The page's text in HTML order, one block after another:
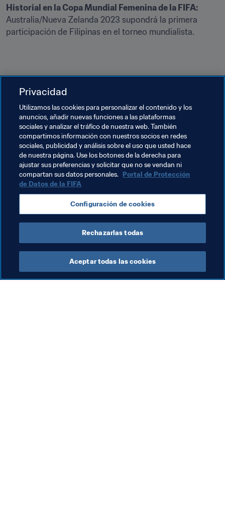
Australia/Nueva Zelanda 2023 supondrá la primera
participación de Filipinas en el torneo mundialista.
Semifinales
3 de febrero
RP China-Japón
República de Corea-Filipinas
Temas relacionados
Copa Mundial Femenina de la FIFA 2023™
Privacidad
Utilizamos las cookies para personalizar el contenido y los
anuncios, añadir nuevas funciones a las plataformas
sociales y analizar el tráfico de nuestra web. También
compartimos información con nuestros socios en redes
sociales, publicidad y análisis sobre el uso que usted hace
de nuestra página. Use los botones de la derecha para
ajustar sus preferencias y solicitar que no se vendan ni
compartan sus datos personales. Portal de Protección
de Datos de la FIFA
Configuración de cookies
Rechazarlas todas
Aceptar todas las cookies